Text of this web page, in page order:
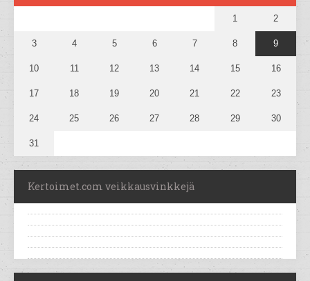
1 2
3 4 5 6 7 8 9
10 11 12 13 14 15 16
17 18 19 20 21 22 23
24 25 26 27 28 29 30
31
Kertoimet.com veikkausvinkkejä